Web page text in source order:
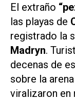
El extraño
las playas de
registrado la
Madryn.
decenas de
sobre la
viralizaron en